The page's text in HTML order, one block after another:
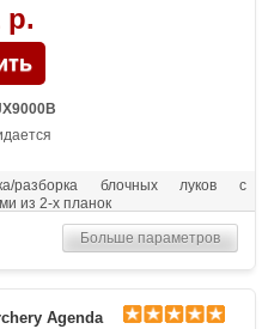
р.
разборка блочных луков с
из 2-х планок
Больше параметров
Agenda